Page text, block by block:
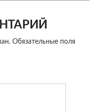
Обязательные поля